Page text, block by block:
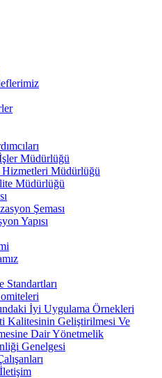
Müdürlüğü
Hizmetleri Müdürlüğü
Müdürlüğü
Şeması
Yapısı
Standartları
İyi Uygulama Örnekleri
Kalitesinin Geliştirilmesi Ve
Dair Yönetmelik
Genelgesi